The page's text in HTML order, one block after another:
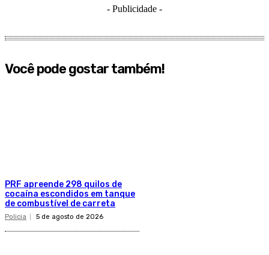
- Publicidade -
Você pode gostar também!
PRF apreende 298 quilos de
cocaína escondidos em tanque
de combustível de carreta
Policia 5 de agosto de 2026